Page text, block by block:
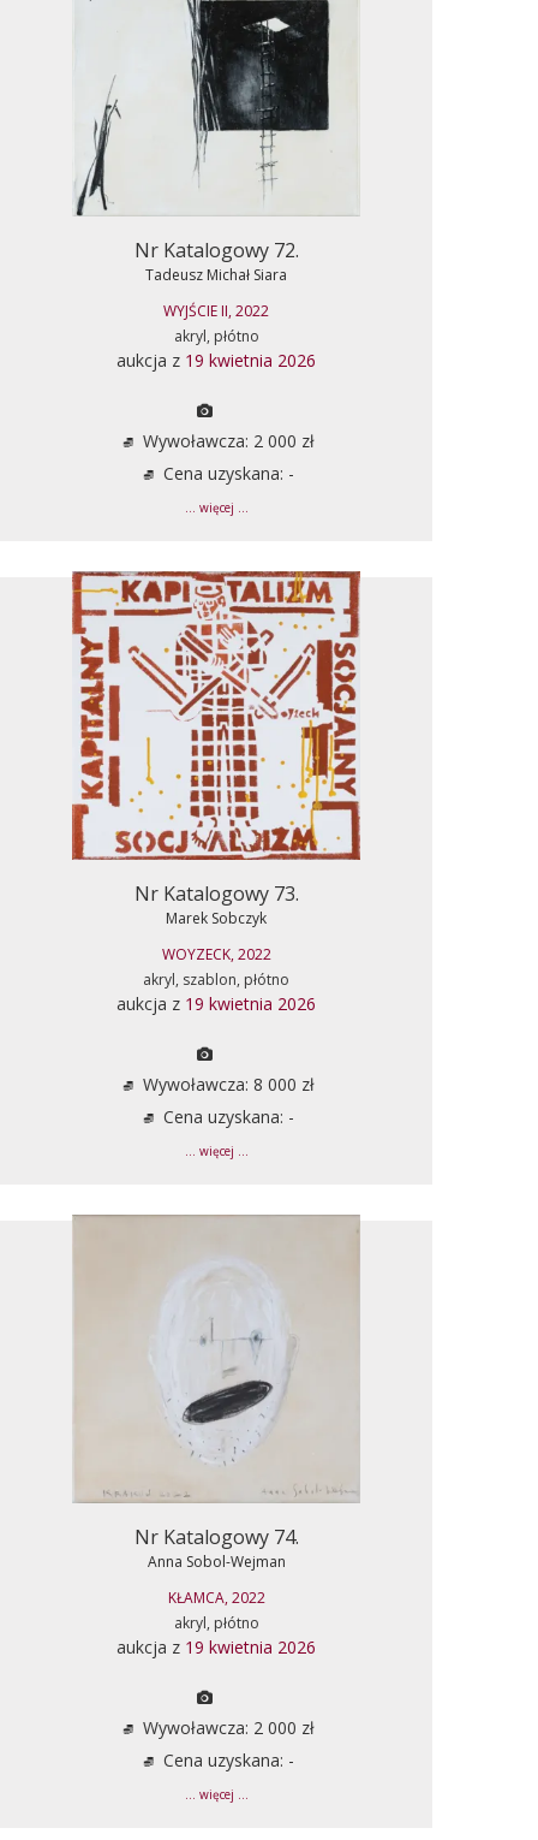
Nr Katalogowy 72.
Tadeusz Michał Siara
WYJŚCIE II, 2022
akryl, płótno
aukcja z 19 kwietnia 2026
Wywoławcza: 2 000 zł
Cena uzyskana: -
... więcej ...
Nr Katalogowy 73.
Marek Sobczyk
WOYZECK, 2022
akryl, szablon, płótno
aukcja z 19 kwietnia 2026
Wywoławcza: 8 000 zł
Cena uzyskana: -
... więcej ...
Nr Katalogowy 74.
Anna Sobol-Wejman
KŁAMCA, 2022
akryl, płótno
aukcja z 19 kwietnia 2026
Wywoławcza: 2 000 zł
Cena uzyskana: -
... więcej ...